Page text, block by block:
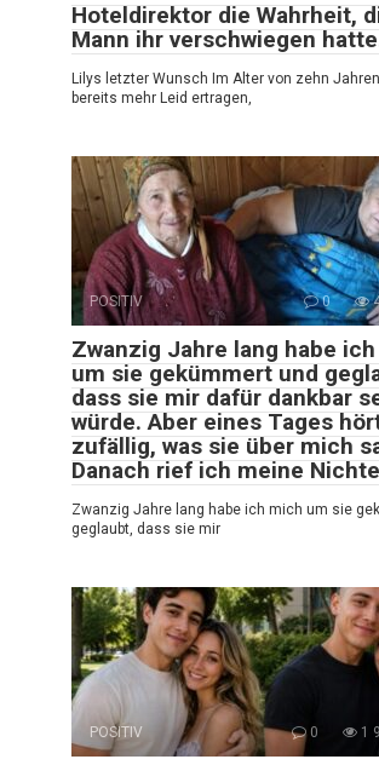
Hoteldirektor die Wahrheit,
Mann ihr verschwiegen
Lilys letzter Wunsch Im Alter von zehn
bereits mehr Leid ertragen,
POSITIV 0
Zwanzig Jahre lang habe
um sie gekümmert und
dass sie mir dafür dankbar
würde. Aber eines Tages
zufällig, was sie über mich
Danach rief ich meine
Zwanzig Jahre lang habe ich mich um sie
geglaubt, dass sie mir
POSITIV 0 1